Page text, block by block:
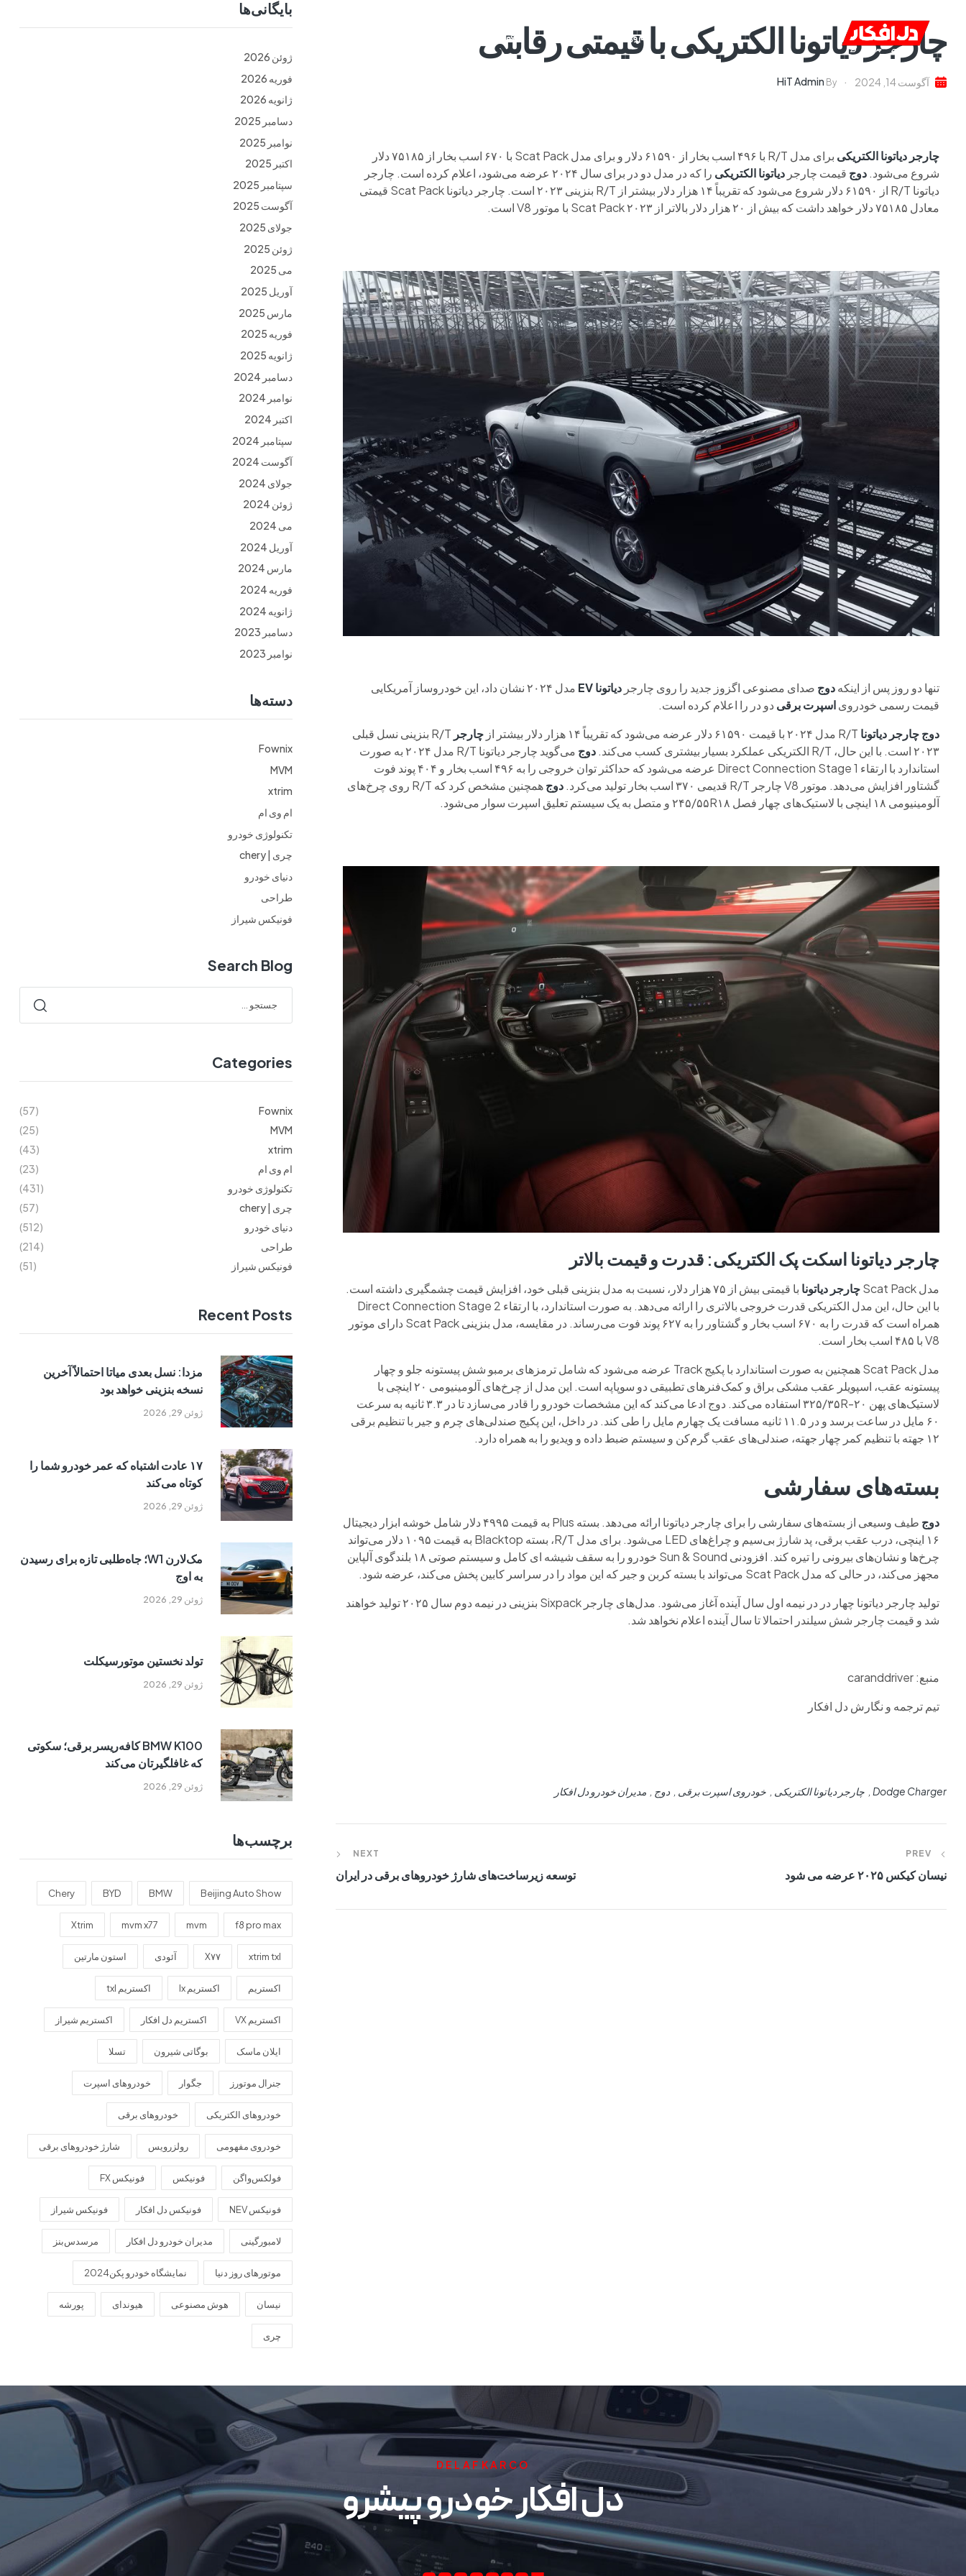
خانه ام وی ام فونیکس NEV
چارجر دیاتونا الکتریکی با قیمتی رقابتی
آگوست 14, 2024 By
HiT Admin
چارجر دیاتونا الکتریکی
برای مدل R/T با ۴۹۶ اسب بخار از ۶۱۵۹۰ دلار و برای مدل Scat Pack با ۶۷۰ اسب بخار از ۷۵۱۸۵ دلار
شروع می‌شود. دوج قیمت چارجر دیاتوناالکتریکی
را که در مدل دو در برای سال ۲۰۲۴ عرضه می‌شود، اعلام کرده است. چارجر
دیاتونا R/T از ۶۱۵۹۰ دلار شروع می‌شود که تقریباً ۱۴ هزار دلار بیشتر از R/T بنزینی ۲۰۲۳ است. چارجر دیاتونا Scat Pack قیمتی
معادل ۷۵۱۸۵ دلار خواهد داشت که بیش از ۲۰ هزار دلار بالاتر از Scat Pack ۲۰۲۳ با موتور V8 است.
تنها دو روز پس از اینکهدوج صدای مصنوعی اگزوز جدید را روی چارجر دیاتونا EV
مدل ۲۰۲۴ نشان داد، این خودروساز آمریکایی
قیمت رسمی خودرویاسپرت برقی دو در را اعلام کرده است.
دوجچارجر دیاتونا چارجر
R/T بنزینی نسل قبلی
۲۰۲۳ است. با این حال، R/T الکتریکی عملکرد بسیار بیشتری کسب می‌کند.
دوج
می‌گوید چارجر دیاتونا R/T مدل ۲۰۲۴ به صورت
استاندارد با ارتقاء Direct Connection Stage 1 عرضه می‌شود که حداکثر توان خروجی را به ۴۹۶ اسب بخار و ۴۰۴ پوند فوت
گشتاور افزایش می‌دهد. موتور V8 چارجر R/T قدیمی ۳۷۰ اسب بخار تولید می‌کرد.
دوج
همچنین مشخص کرد که R/T روی چرخ‌های
آلومینیومی ۱۸ اینچی با لاستیک‌های چهار فصل ۲۴۵/۵۵R۱۸ و متصل به یک سیستم تعلیق اسپرت سوار می‌شود.
چارجر دیاتونا اسکت پک الکتریکی: قدرت و قیمت بالاتر
مدل Scat Pack چارجر دیاتونا
با قیمتی بیش از ۷۵ هزار دلار، نسبت به مدل بنزینی قبلی خود، افزایش قیمت چشمگیری داشته است.
با این حال، این مدل الکتریکی قدرت خروجی بالاتری را ارائه می‌دهد. به صورت استاندارد، با ارتقاء Direct Connection Stage 2
همراه است که قدرت را به ۶۷۰ اسب بخار و گشتاور را به ۶۲۷ پوند فوت می‌رساند. در مقایسه، مدل بنزینی Scat Pack دارای موتور
V8 با ۴۸۵ اسب بخار است.
مدل Scat Pack همچنین به صورت استاندارد با پکیج Track عرضه می‌شود که شامل ترمزهای برمبو شش پیستونه جلو و چهار
پیستونه عقب، اسپویلر عقب مشکی براق و کمک‌فنرهای تطبیقی دو سوپاپه است. این مدل از چرخ‌های آلومینیومی ۲۰ اینچی با
لاستیک‌های پهن ۳۲۵/۳۵R-۲۰ استفاده می‌کند. دوج ادعا می‌کند که این مشخصات خودرو را قادر می‌سازد تا در ۳.۳ ثانیه به سرعت
۶۰ مایل در ساعت برسد و در ۱۱.۵ ثانیه مسافت یک چهارم مایل را طی کند. در داخل، این پکیج صندلی‌های چرم و جیر با تنظیم برقی
۱۲ جهته با تنظیم کمر چهار جهته، صندلی‌های عقب گرم‌کن و سیستم ضبط داده و ویدیو را به همراه دارد.
بسته‌های سفارشی
دوج
طیف وسیعی از بسته‌های سفارشی را برای چارجر دیاتونا ارائه می‌دهد. بسته Plus به قیمت ۴۹۹۵ دلار شامل خوشه ابزار دیجیتال
۱۶ اینچی، درب عقب برقی، پد شارژ بی‌سیم و چراغ‌های LED می‌شود. برای مدل R/T، بسته Blacktop به قیمت ۱۰۹۵ دلار می‌تواند
چرخ‌ها و نشان‌های بیرونی را تیره کند. افزودنی Sun & Sound خودرو را به سقف شیشه ای کامل و سیستم صوتی ۱۸ بلندگوی آلپاین
مجهز می‌کند، در حالی که مدل Scat Pack می‌تواند با بسته کربن و جیر که این مواد را در سراسر کابین پخش می‌کند، عرضه شود.
تولید چارجر دیاتونا چهار در در نیمه اول سال آینده آغاز می‌شود. مدل‌های چارجر Sixpack بنزینی در نیمه دوم سال ۲۰۲۵ تولید خواهند
شد و قیمت چارجر شش سیلندر احتمالا تا سال آینده اعلام نخواهد شد.
منبع: caranddriver
تیم ترجمه و نگارش دل افکار
Dodge Charger چارجر دیاتونا الکتریکی خودروی اسپرت برقی دوج مدیران خودرو دل افکار
PREV
نیسان کیکس ۲۰۲۵ عرضه می شود
NEXT
توسعه زیرساخت‌های شارژ خودروهای برقی در ایران
بایگانی‌ها
ژوئن 2026
فوریه 2026
ژانویه 2026
دسامبر 2025
نوامبر 2025
اکتبر 2025
سپتامبر 2025
آگوست 2025
جولای 2025
ژوئن 2025
می 2025
آوریل 2025
مارس 2025
فوریه 2025
ژانویه 2025
دسامبر 2024
نوامبر 2024
اکتبر 2024
سپتامبر 2024
آگوست 2024
جولای 2024
ژوئن 2024
می 2024
آوریل 2024
مارس 2024
فوریه 2024
ژانویه 2024
دسامبر 2023
نوامبر 2023
دسته‌ها
Fownix
MVM
xtrim
ام وی ام
تکنولوژی خودرو
چری | chery
دنیای خودرو
طراحی
فونیکس شیراز
Search Blog
Categories
Fownix
(57)
MVM
(25)
xtrim
(43)
ام وی ام
(23)
تکنولوژی خودرو
(431)
چری | chery
(57)
دنیای خودرو
(512)
طراحی
(214)
فونیکس شیراز
(51)
Recent Posts
ژوئن 29, 2026
مزدا: نسل بعدی میاتا احتمالاً آخرین
نسخه بنزینی خواهد بود
ژوئن 29, 2026
۱۷ عادت اشتباه که عمر خودرو شما را
کوتاه می‌کند
ژوئن 29, 2026
مک‌لارن W1؛ جاه‌طلبی تازه برای رسیدن
به اوج
ژوئن 29, 2026
تولد نخستین موتورسیکلت
ژوئن 29, 2026
BMW K100 کافه‌ریسر برقی؛ سکوتی
که غافلگیرتان می‌کند
برچسب‌ها
Beijing Auto Show
BMW
BYD
Chery
f8 pro max
mvm
mvm x77
Xtrim
xtrim txl X۷۷ آئودی استون مارتین
اکستریم اکستریم lx اکستریم txl
اکستریم VX اکستریم دل افکار اکستریم شیراز
ایلان ماسک بوگاتی شیرون تسلا
جنرال موتورز جگوار خودروهای اسپرت
خودروهای الکتریکی خودروهای برقی
خودروی مفهومی رولزرویس شارژ خودروهای برقی
فولکس‌واگن فونیکس فونیکس FX
فونیکس NEV فونیکس دل افکار فونیکس شیراز
لامبورگینی مدیران خودرو دل افکار مرسدس‌بنز
موتورهای روز دنیا نمایشگاه خودرو پکن2024
نیسان هوش مصنوعی هیوندای پورشه
چری
DELAFKARCO
دل افکار خودرو پیشرو